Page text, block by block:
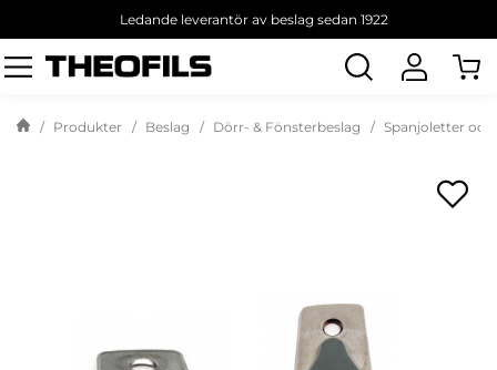
Ledande leverantör av beslag sedan 1922
Sök
produkt
Produkter Beslag Dörr- & Fönsterbeslag Spanjoletter